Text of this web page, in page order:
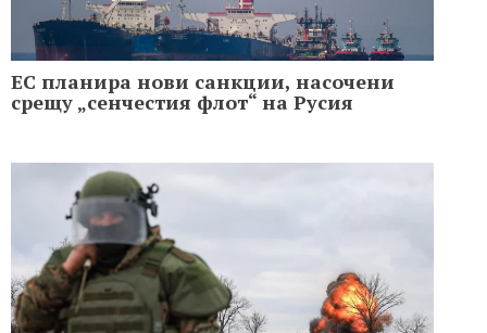
ЕС планира нови санкции, насочени
срещу „сенчестия флот“ на Русия